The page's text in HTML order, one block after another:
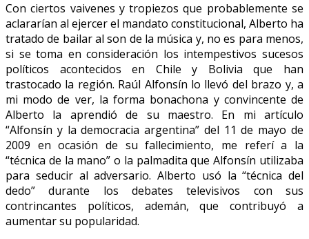
Con ciertos vaivenes y tropiezos que probablemente se
aclararían al ejercer el mandato constitucional, Alberto ha
tratado de bailar al son de la música y, no es para menos,
si se toma en consideración los intempestivos sucesos
políticos acontecidos en Chile y Bolivia que han
trastocado la región. Raúl Alfonsín lo llevó del brazo y, a
mi modo de ver, la forma bonachona y convincente de
Alberto la aprendió de su maestro. En mi artículo
“Alfonsín y la democracia argentina” del 11 de mayo de
2009 en ocasión de su fallecimiento, me referí a la
“técnica de la mano” o la palmadita que Alfonsín utilizaba
para seducir al adversario. Alberto usó la “técnica del
dedo” durante los debates televisivos con sus
contrincantes políticos, ademán, que contribuyó a
aumentar su popularidad.